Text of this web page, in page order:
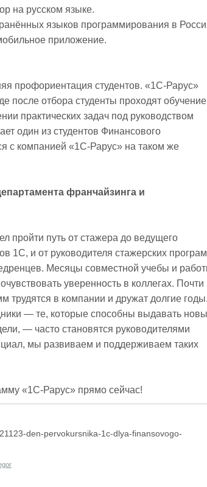
на русском языке.
языков программирования в
приложение.
профориентация студентов. «1С‑Рарус»
после отбора студенты проходят
практических задач под руководством
один из студентов Финансового
с компанией «1С‑Рарус» на таком же
франчайзинга и
пройти путь от стажера до ведущего
1С, и от руководителя стажерских
Месяцы совместной учебы и
уверенность в коллегах. Почти
трудятся в компании и дружат долгие годы.
— те, которые способны выдавать
— часто становятся руководителями
мы развиваем и поддерживаем таких
«1С‑Рарус» прямо сейчас!
den-pervokursnika-1c-dlya-finansovogo-